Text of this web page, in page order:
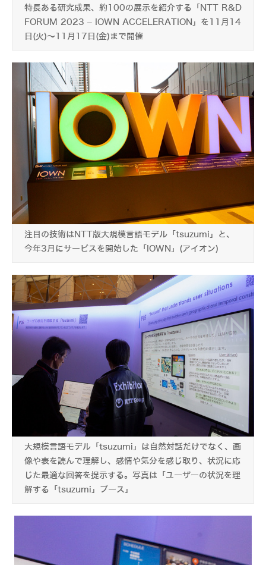
特長ある研究成果、約100の展示を紹介する「NTT R&D
FORUM 2023 – IOWN ACCELERATION」を11月14
日(火)～11月17日(金)まで開催
注目の技術はNTT版大規模言語モデル「tsuzumi」と、
今年3月にサービスを開始した「IOWN」(アイオン)
大規模言語モデル「tsuzumi」は自然対話だけでなく、画
像や表を読んで理解し、感情や気分を感じ取り、状況に応
じた最適な回答を提示する。写真は「ユーザーの状況を理
解する「tsuzumi」ブース」